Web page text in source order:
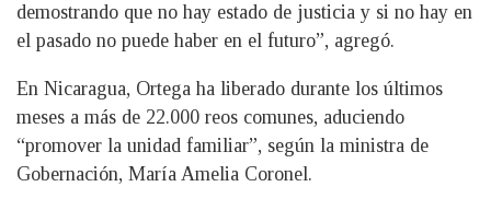
demostrando que no hay estado de justicia y si no hay en
el pasado no puede haber en el futuro”, agregó.
En Nicaragua, Ortega ha liberado durante los últimos
meses a más de 22.000 reos comunes, aduciendo
“promover la unidad familiar”, según la ministra de
Gobernación, María Amelia Coronel.